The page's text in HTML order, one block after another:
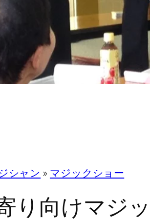
シャン » マジックショー
り向けマジ